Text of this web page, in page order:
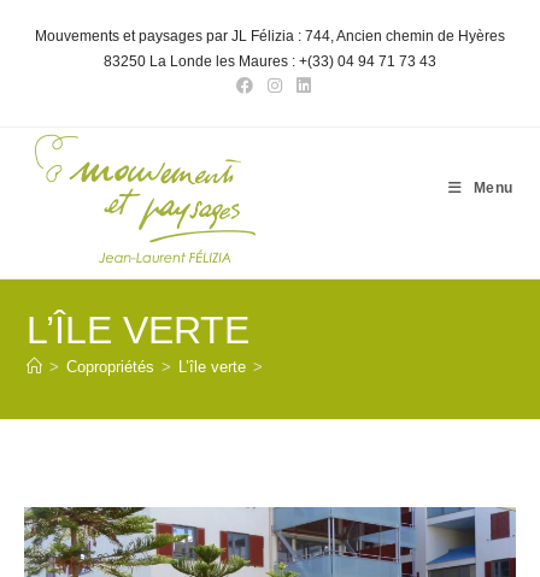
Mouvements et paysages par JL Félizia : 744, Ancien chemin de Hyères
83250 La Londe les Maures : +(33) 04 94 71 73 43
Menu
L’ÎLE VERTE
> Copropriétés > L’île verte >